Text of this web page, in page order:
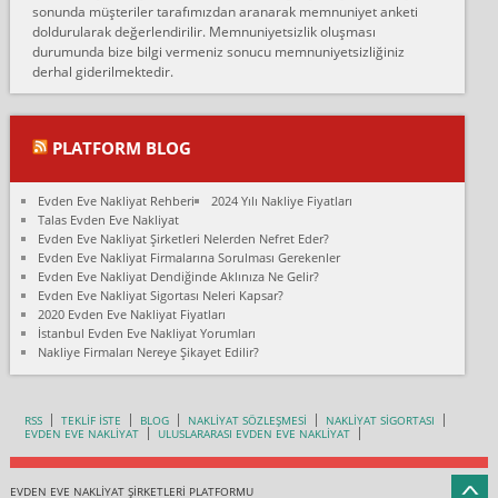
Fatih kokmese:
Diyarbakır dan eşyamı getirtmek için anlaştım sözleşme yaptım.
Son anda fiyat artırdılar.. mecburiyetten tasittim.. bu kişiler ağrılı
Ali:
olduk. Asansörlü dediler sonra uraya asansör kurulmaz dediler
fark istediler. ortada asa...
Nimet:
Ben 2021 Ağustos ilk haftası Evimi taşıdım yani İstanbul'un bir
Mahallesi'nden bir başka Mahallesi'ne yani Ümraniye bölgesinde
oturuyorum önceleri ara...
Nimet Köse:
Merhaba ben 2021 Ağustos ilk haftası evimi Ümraniye'den Çok
Hancıoğlu naklyatla taşındım...
Karabükden İzmir'e Karabük kardem naklyat la taşındım bir çok
esyam kaybolmuş.aradigimda çok ilgilenilmedi evi aramanı
sonunda müşteriler tarafımızdan aranarak memnuniyet anketi
doldurularak değerlendirilir. Memnuniyetsizlik oluşması
durumunda bize bilgi vermeniz sonucu memnuniyetsizliğiniz
derhal giderilmektedir.
PLATFORM BLOG
Evden Eve Nakliyat Rehberi
2024 Yılı Nakliye Fiyatları
Talas Evden Eve Nakliyat
Evden Eve Nakliyat Şirketleri Nelerden Nefret Eder?
Evden Eve Nakliyat Firmalarına Sorulması Gerekenler
Evden Eve Nakliyat Dendiğinde Aklınıza Ne Gelir?
Evden Eve Nakliyat Sigortası Neleri Kapsar?
2020 Evden Eve Nakliyat Fiyatları
İstanbul Evden Eve Nakliyat Yorumları
Nakliye Firmaları Nereye Şikayet Edilir?
RSS TEKLİF İSTE BLOG NAKLİYAT SÖZLEŞMESİ
NAKLİYAT SİGORTASI
EVDEN EVE NAKLİYAT
ULUSLARARASI EVDEN EVE NAKLİYAT
EVDEN EVE NAKLİYAT ŞİRKETLERİ PLATFORMU